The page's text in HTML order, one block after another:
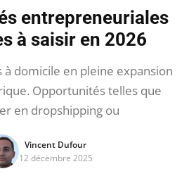
entrepreneuriales
à saisir en 2026
à domicile en pleine expansion
Opportunités telles que
en dropshipping ou
Vincent Dufour
12 décembre 2025